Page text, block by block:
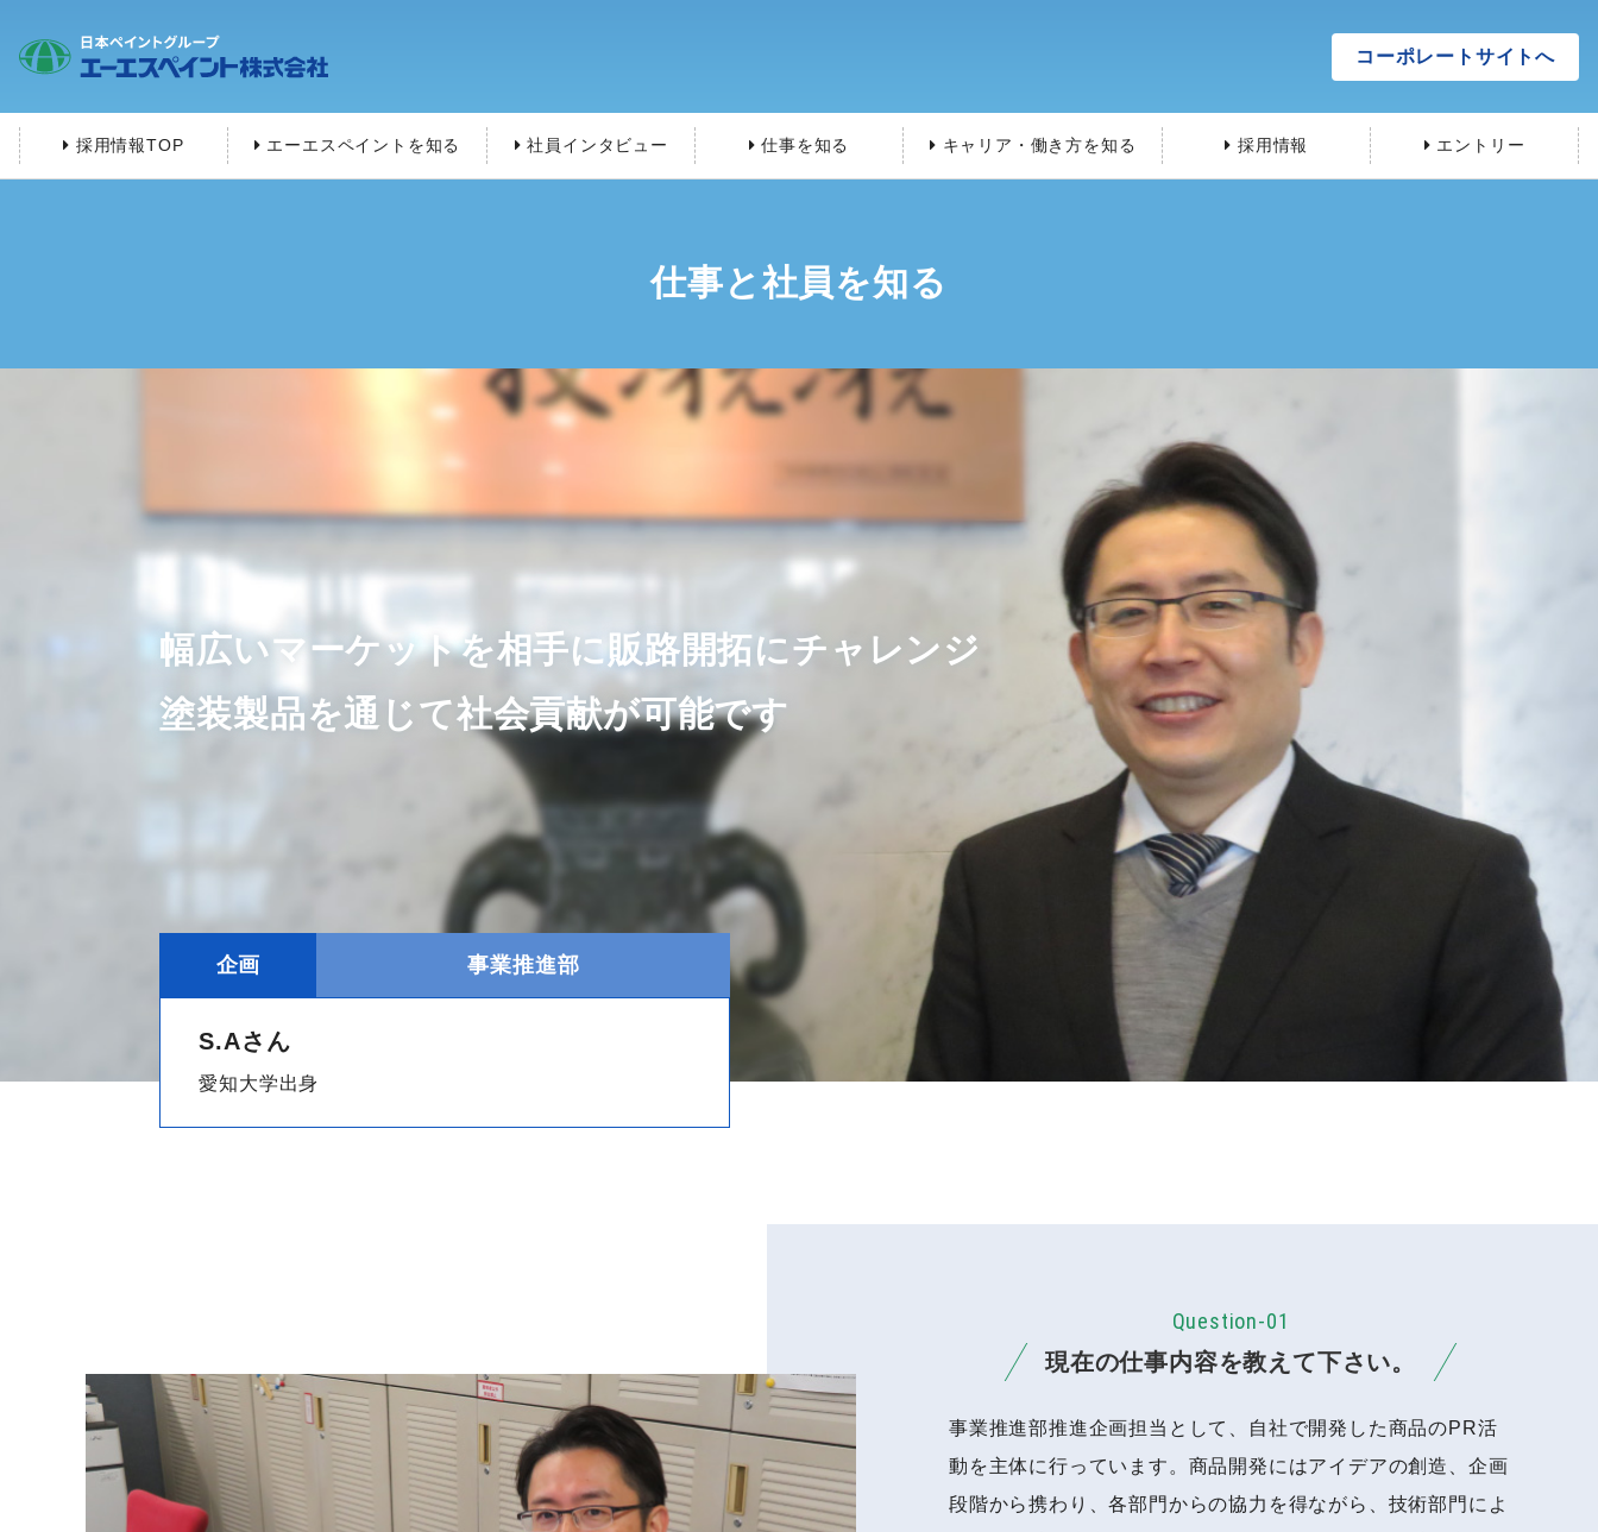
コーポレートサイトへ
採用情報TOP エーエスペイントを知る 社員インタビュー 仕事を知る キャリア・働き方を知る 採用情報 エントリー
仕事と社員を知る
幅広いマーケットを相手に販路開拓にチャレンジ
塗装製品を通じて社会貢献が可能です
企画 事業推進部
S.Aさん
愛知大学出身
Question-01
現在の仕事内容を教えて下さい。
事業推進部推進企画担当として、自社で開発した商品のPR活
動を主体に行っています。商品開発にはアイデアの創造、企画
段階から携わり、各部門からの協力を得ながら、技術部門によ